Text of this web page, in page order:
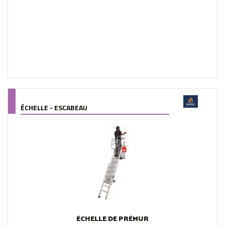
ÉCHELLE - ESCABEAU
ÉCHELLE DE PRÉMUR